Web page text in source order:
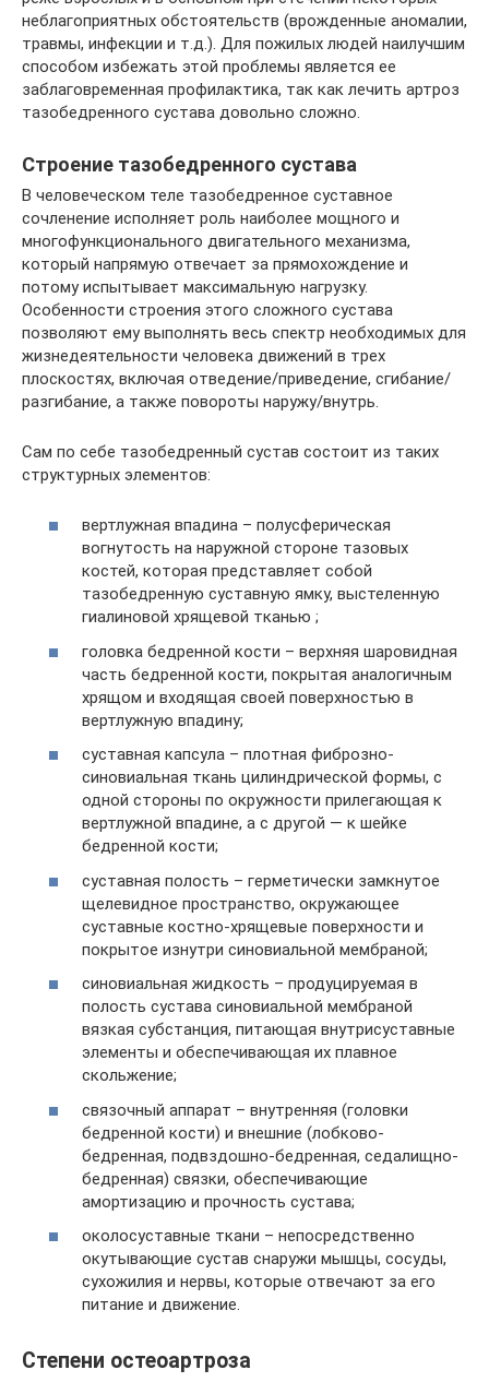
неблагоприятных обстоятельств (врожденные аномалии,
травмы, инфекции и т.д.). Для пожилых людей наилучшим
способом избежать этой проблемы является ее
заблаговременная профилактика, так как лечить артроз
тазобедренного сустава довольно сложно.
Строение тазобедренного сустава
В человеческом теле тазобедренное суставное
сочленение исполняет роль наиболее мощного и
многофункционального двигательного механизма,
который напрямую отвечает за прямохождение и
потому испытывает максимальную нагрузку.
Особенности строения этого сложного сустава
позволяют ему выполнять весь спектр необходимых для
жизнедеятельности человека движений в трех
плоскостях, включая отведение/приведение, сгибание/
разгибание, а также повороты наружу/внутрь.
Сам по себе тазобедренный сустав состоит из таких
структурных элементов:
вертлужная впадина – полусферическая
вогнутость на наружной стороне тазовых
костей, которая представляет собой
тазобедренную суставную ямку, выстеленную
гиалиновой хрящевой тканью ;
головка бедренной кости – верхняя шаровидная
часть бедренной кости, покрытая аналогичным
хрящом и входящая своей поверхностью в
вертлужную впадину;
суставная капсула – плотная фиброзно-
синовиальная ткань цилиндрической формы, с
одной стороны по окружности прилегающая к
вертлужной впадине, а с другой — к шейке
бедренной кости;
суставная полость – герметически замкнутое
щелевидное пространство, окружающее
суставные костно-хрящевые поверхности и
покрытое изнутри синовиальной мембраной;
синовиальная жидкость – продуцируемая в
полость сустава синовиальной мембраной
вязкая субстанция, питающая внутрисуставные
элементы и обеспечивающая их плавное
скольжение;
связочный аппарат – внутренняя (головки
бедренной кости) и внешние (лобково-
бедренная, подвздошно-бедренная, седалищно-
бедренная) связки, обеспечивающие
амортизацию и прочность сустава;
околосуставные ткани – непосредственно
окутывающие сустав снаружи мышцы, сосуды,
сухожилия и нервы, которые отвечают за его
питание и движение.
Степени остеоартроза